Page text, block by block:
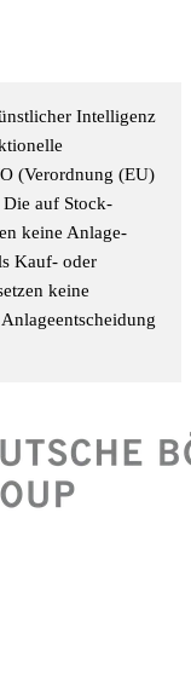
Intelligenz
(Verordnung (EU)
Die auf Stock-
keine Anlage-
Kauf- oder
keine